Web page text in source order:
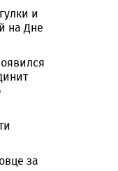
и
на Дне
за